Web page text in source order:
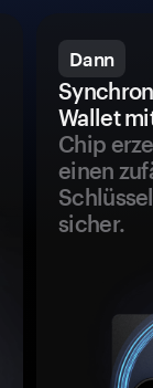
Dann
Wallet
Chip
einen
sicher.